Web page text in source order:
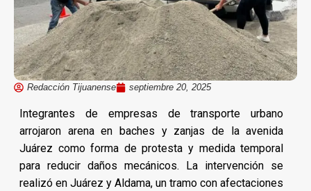
Redacción Tijuanense septiembre 20, 2025
Integrantes de empresas de transporte urbano
arrojaron arena en baches y zanjas de la avenida
Juárez como forma de protesta y medida temporal
para reducir daños mecánicos. La intervención se
realizó en Juárez y Aldama, un tramo con afectaciones